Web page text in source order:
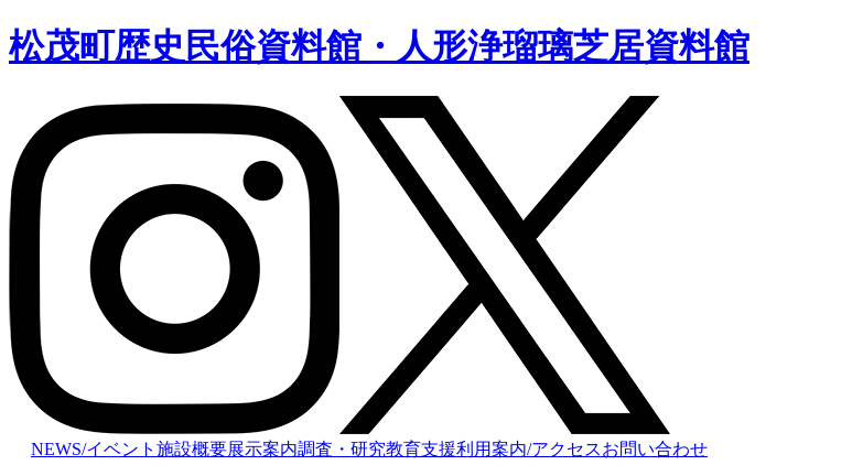
松茂町歴史民俗資料館・人形浄瑠璃芝居資料館
NEWS/イベント 施設概要展示案内調査・研究教育支援利用案内/アクセスお問い合わせ